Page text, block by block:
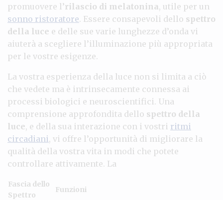
promuovere l’rilascio di melatonina, utile per un
sonno ristoratore. Essere consapevoli dello spettro
della luce e delle sue varie lunghezze d’onda vi
aiuterà a scegliere l’illuminazione più appropriata
per le vostre esigenze.
La vostra esperienza della luce non si limita a ciò
che vedete ma è intrinsecamente connessa ai
processi biologici e neuroscientifici. Una
comprensione approfondita dello spettro della
luce, e della sua interazione con i vostri ritmi
circadiani, vi offre l’opportunità di migliorare la
qualità della vostra vita in modi che potete
controllare attivamente. La
Fascia dello
Spettro
Funzioni